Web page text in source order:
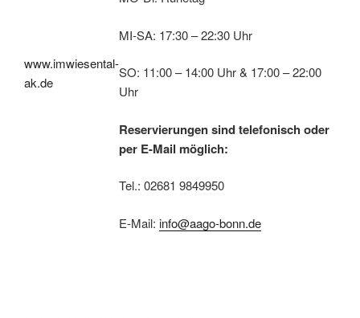
www.imwiesental-
ak.de
MI-SA: 17:30 – 22:30 Uhr
SO: 11:00 – 14:00 Uhr & 17:00 – 22:00
Uhr
Reservierungen sind telefonisch oder
per E-Mail möglich:
Tel.: 02681 9849950
E-Mail: info@aago-bonn.de